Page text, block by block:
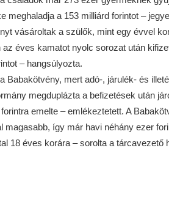
meghaladja a 153 milliárd forintot –
vásároltak a szülők, mint egy évvel
éves kamatot nyolc sorozat után
– hangsúlyozta.
Babakötvény, mert adó-, járulék- és
megduplázta a befizetések után
emelte – emlékeztetett. A
magasabb, így már havi néhány ezer
18 éves korára – sorolta a tárcavezető